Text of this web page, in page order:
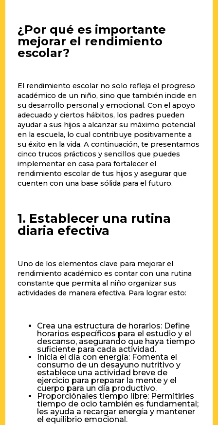
¿Por qué es importante
mejorar el rendimiento
escolar?
El rendimiento escolar no solo refleja el progreso
académico de un niño, sino que también incide en
su desarrollo personal y emocional. Con el apoyo
adecuado y ciertos hábitos, los padres pueden
ayudar a sus hijos a alcanzar su máximo potencial
en la escuela, lo cual contribuye positivamente a
su éxito en la vida. A continuación, te presentamos
cinco trucos prácticos y sencillos que puedes
implementar en casa para fortalecer el
rendimiento escolar de tus hijos y asegurar que
cuenten con una base sólida para el futuro.
1. Establecer una rutina
diaria efectiva
Uno de los elementos clave para mejorar el
rendimiento académico es contar con una rutina
constante que permita al niño organizar sus
actividades de manera efectiva. Para lograr esto:
Crea una estructura de horarios: Define
horarios específicos para el estudio y el
descanso, asegurando que haya tiempo
suficiente para cada actividad.
Inicia el día con energía: Fomenta el
consumo de un desayuno nutritivo y
establece una actividad breve de
ejercicio para preparar la mente y el
cuerpo para un día productivo.
Proporciónales tiempo libre: Permitirles
tiempo de ocio también es fundamental;
les ayuda a recargar energía y mantener
el equilibrio emocional.